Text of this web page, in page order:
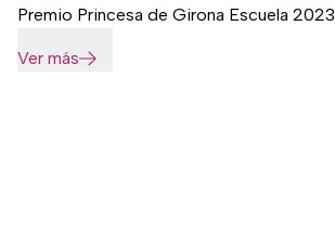
Premio Princesa de Girona Escuela 2023.
Ver más